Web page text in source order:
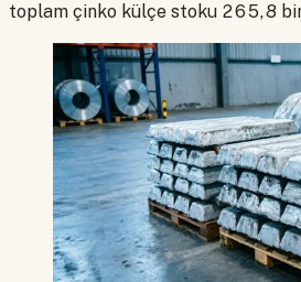
toplam çinko külçe stoku 265,8